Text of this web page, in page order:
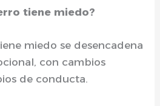
tiene miedo?
miedo se desencadena
con cambios
de conducta.